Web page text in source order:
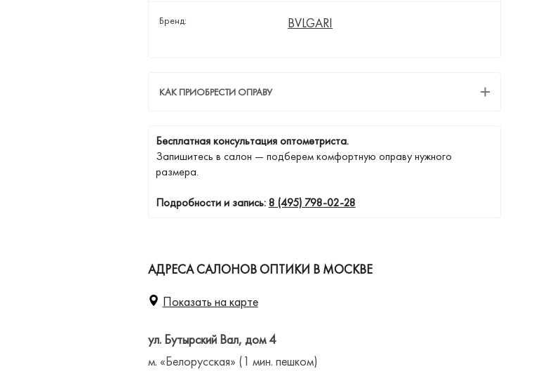
Бренд: BVLGARI
КАК ПРИОБРЕСТИ ОПРАВУ
Бесплатная консультация оптометриста.
Запишитесь в салон — подберем комфортную оправу нужного
размера.
Подробности и запись:8 (495) 798-02-28
АДРЕСА САЛОНОВ ОПТИКИ В МОСКВЕ
Показать на карте
ул. Бутырский Вал, дом 4
м. «Белорусская» (1 мин. пешком)